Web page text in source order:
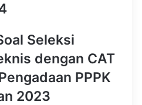
Seleksi
dengan CAT
PPPK
2023